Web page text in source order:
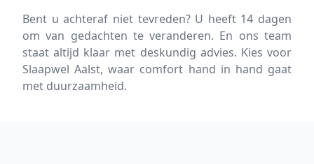
Bent u achteraf niet tevreden? U heeft 14 dagen
om van gedachten te veranderen. En ons team
staat altijd klaar met deskundig advies. Kies voor
Slaapwel Aalst, waar comfort hand in hand gaat
met duurzaamheid.